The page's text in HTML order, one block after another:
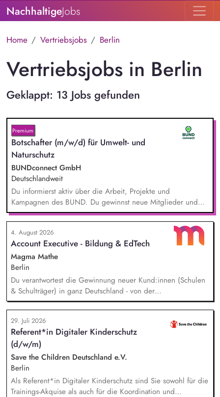
NachhaltigeJobs
Home Vertriebsjobs Berlin
Vertriebsjobs in Berlin
Geklappt: 13 Jobs gefunden
Premium
Botschafter (m/w/d) für Umwelt- und
Naturschutz
BUNDconnect GmbH
Deutschlandweit
Du informierst aktiv über die Arbeit, Projekte und
Kampagnen des BUND. Du gewinnst neue Mitglieder und
stärkst damit langfristig den Umwelt- und Naturschutz. Du
beantwortest Fragen zu Umwelt-, Arten- und Klimaschutz nach
bestem Wissen und Gewissen. Du unterstützt Kampagnen
und Aktionen, beispielsweise durch das Sammeln von
Unterschriften für Petitionen.
4. August 2026
Account Executive - Bildung & EdTech
Magma Mathe
Berlin
Du verantwortest die Gewinnung neuer Kund:innen (Schulen
& Schulträger) in ganz Deutschland - von der
Leadgenerierung bis zum Vertragsabschluss. Dabei arbeitest
du sowohl mit selbst generierten Leads als auch mit
qualifizierten Inbound-Anfragen in einem typischen Sales-
Zyklus von rund zwei Monaten. Außerdem repräsentierst du
uns auf Messen, Konferenzen und Veranstaltungen im
Bildungsbereich und trägst aktiv dazu bei, unsere Marke in
Deutschland zu etablieren.
29. Juli 2026
Referent*in Digitaler Kinderschutz
(d/w/m)
Save the Children Deutschland e.V.
Berlin
Als Referent*in Digitaler Kinderschutz sind Sie sowohl für die
Trainings-Akquise als auch für die Koordination und